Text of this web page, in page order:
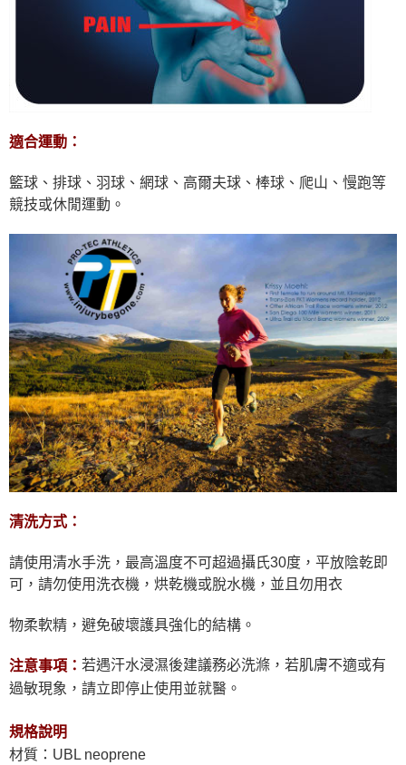
適合運動：
籃球、排球、羽球、網球、高爾夫球、棒球、爬山、慢跑等
競技或休閒運動。
清洗方式：
請使用清水手洗，最高溫度不可超過攝氏30度，平放陰乾即
可，請勿使用洗衣機，烘乾機或脫水機，並且勿用衣
物柔軟精，避免破壞護具強化的結構。
注意事項： 若遇汗水浸濕後建議務必洗滌，若肌膚不適或有
過敏現象，請立即停止使用並就醫。
規格說明
材質：UBL neoprene